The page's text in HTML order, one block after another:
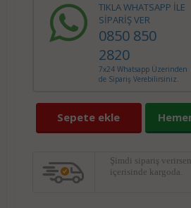
TIKLA WHATSAPP İLE
SİPARİŞ VER
0850 850
2820
7x24 Whatsapp Üzerinden
de Sipariş Verebilirsiniz.
Sepete ekle
Şimdi sipariş
içerisinde kargoda.